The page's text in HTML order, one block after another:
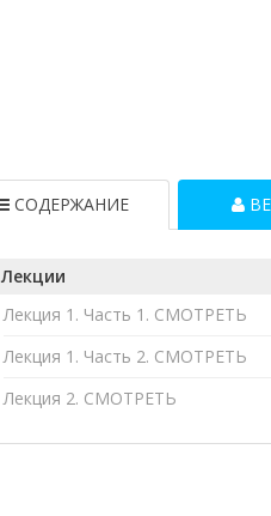
СОДЕРЖАНИЕ
Лекции
Лекция 1. Часть 1. СМОТРЕТЬ
Лекция 1. Часть 2. СМОТРЕТЬ
Лекция 2. СМОТРЕТЬ